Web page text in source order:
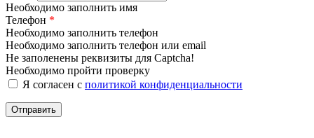
Необходимо заполнить имя
Телефон *
Необходимо заполнить телефон
Необходимо заполнить телефон или email
Не заполенены реквизиты для Captcha!
Необходимо пройти проверку
Я согласен с политикой конфиденциальности
Отправить